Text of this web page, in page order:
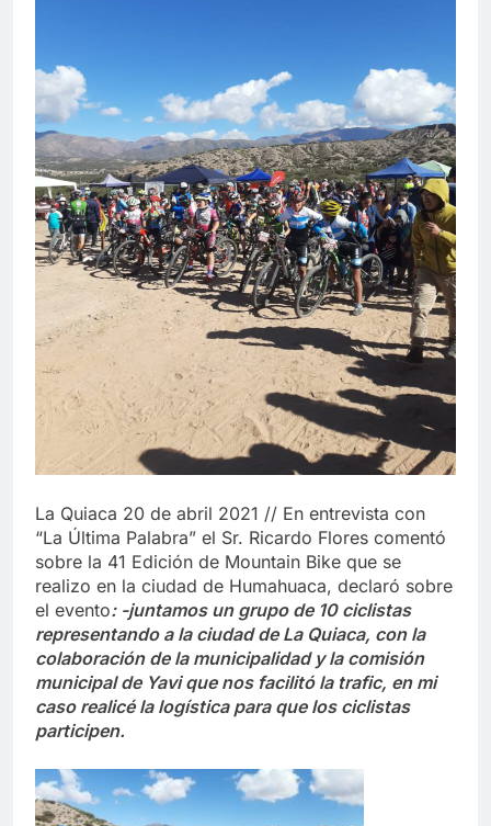
La Quiaca 20 de abril 2021 // En entrevista con
“La Última Palabra” el Sr. Ricardo Flores comentó
sobre la 41 Edición de Mountain Bike que se
realizo en la ciudad de Humahuaca, declaró sobre
el evento: -juntamos un grupo de 10 ciclistas
representando a la ciudad de La Quiaca, con la
colaboración de la municipalidad y la comisión
municipal de Yavi que nos facilitó la trafic, en mi
caso realicé la logística para que los ciclistas
participen.